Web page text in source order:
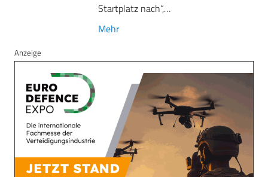
Startplatz nach“,…
Mehr
Anzeige